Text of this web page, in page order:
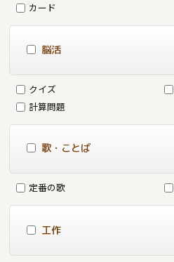
カード
脳活
クイズ
計算問題
歌・ことば
定番の歌
工作